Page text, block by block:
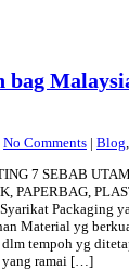
bag
No Comments | Blog
7 SEBAB
PAPERBAG,
Packaging
Material yg
tempoh yg
yang ramai […]